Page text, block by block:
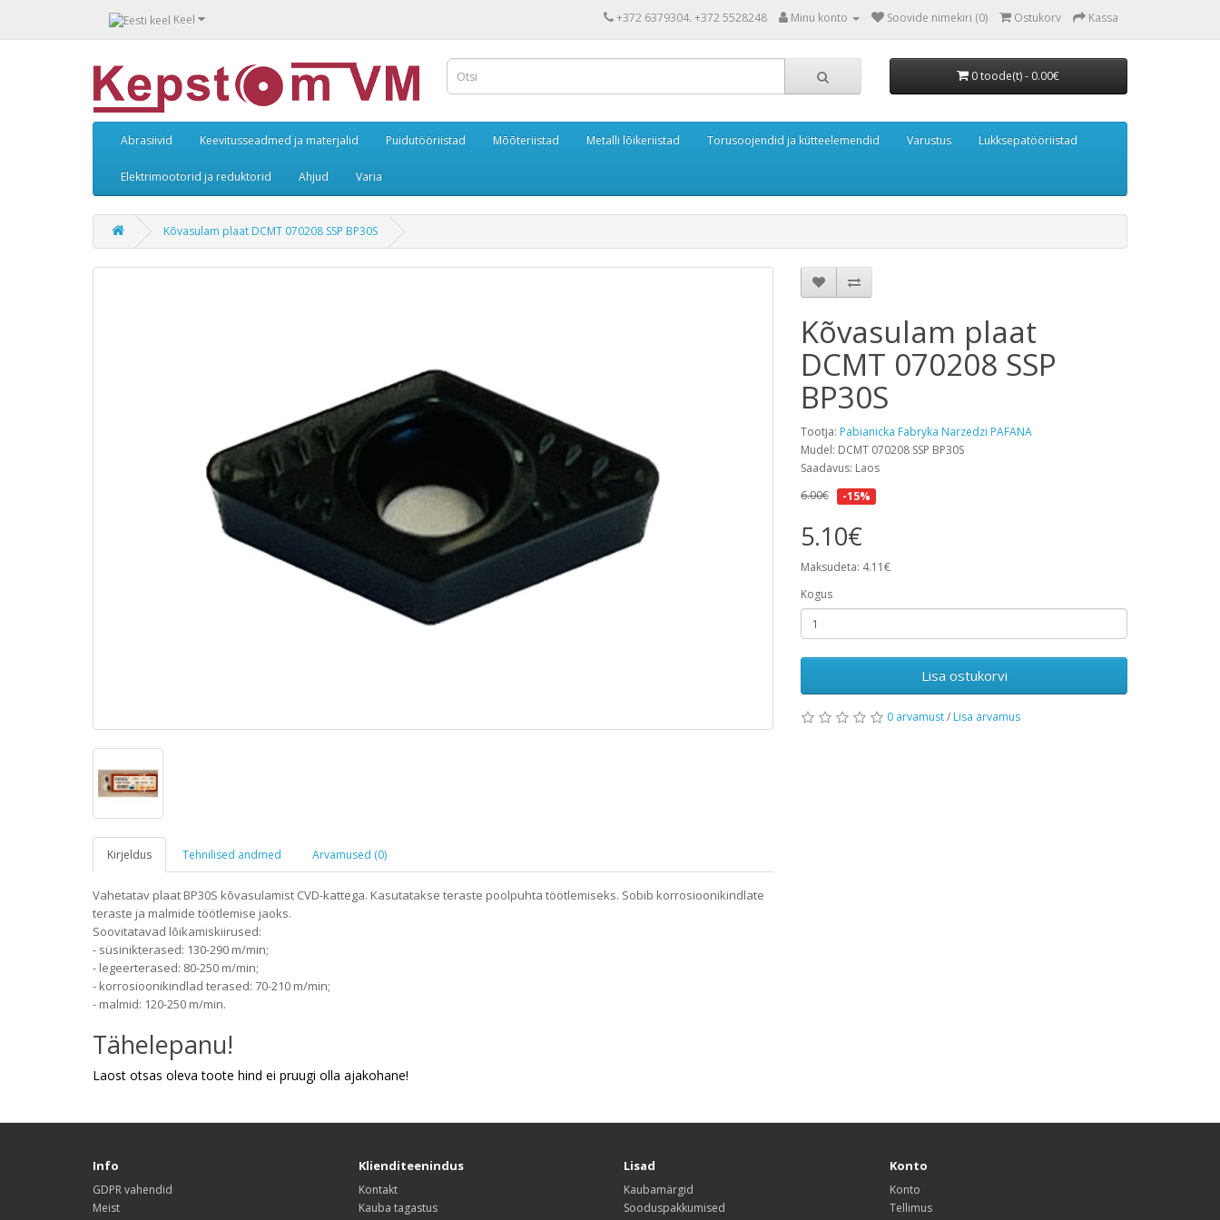
Keel +372 6379304. +372 5528248 Minu konto Soovide nimekiri (0) Ostukorv Kassa
0 toode(t) - 0.00€
Abrasiivid Keevitusseadmed ja materjalid Puidutööriistad Mõõteriistad Metalli lõikeriistad Torusoojendid ja kütteelemendid Varustus Lukksepatööriistad
Elektrimootorid ja reduktorid Ahjud Varia
Kõvasulam plaat DCMT 070208 SSP BP30S
Kirjeldus Tehnilised andmed Arvamused (0)
Vahetatav plaat BP30S kõvasulamist CVD-kattega. Kasutatakse teraste poolpuhta töötlemiseks. Sobib korrosioonikindlate
teraste ja malmide töötlemise jaoks.
Soovitatavad lõikamiskiirused:
- süsinikterased: 130-290 m/min;
- legeerterased: 80-250 m/min;
- korrosioonikindlad terased: 70-210 m/min;
- malmid: 120-250 m/min.
Kõvasulam plaat
DCMT 070208 SSP
BP30S
Tootja: Pabianicka Fabryka Narzedzi PAFANA
Mudel: DCMT 070208 SSP BP30S
Saadavus: Laos
6.00€
-15%
5.10€
Maksudeta: 4.11€
Kogus
Lisa ostukorvi
0 arvamust/ Lisa arvamus
Tähelepanu!
Laost otsas oleva toote hind ei pruugi olla ajakohane!
Info
GDPR vahendid
Meist
Klienditeenindus
Kontakt
Kauba tagastus
Lisad
Kaubamärgid
Sooduspakkumised
Konto
Konto
Tellimus